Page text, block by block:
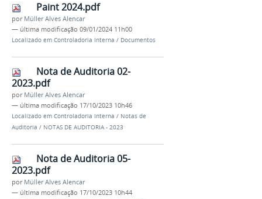
Paint 2024.pdf
por Müller Alves Alencar
— última modificação 09/01/2024 11h00
Localizado em Controladoria Interna / Documentos
Nota de Auditoria 02-
2023.pdf
por Müller Alves Alencar
— última modificação 17/10/2023 10h46
Localizado em Controladoria Interna / Notas de
Auditoria / NOTAS DE AUDITORIA - 2023
Nota de Auditoria 05-
2023.pdf
por Müller Alves Alencar
— última modificação 17/10/2023 10h44